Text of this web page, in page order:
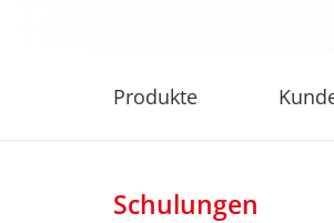
Schulungen
Produkte